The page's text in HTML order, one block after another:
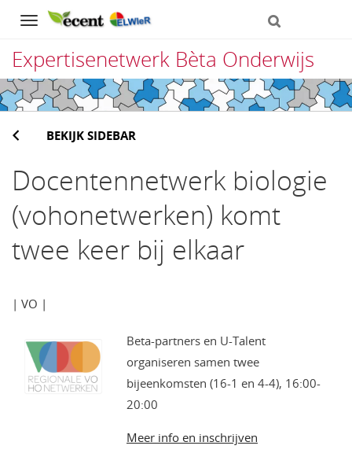
Navigation
Expertisenetwerk Bèta Onderwijs
Direct
naar
het
inhoud
BEKIJK SIDEBAR
Docentennetwerk biologie
(vohonetwerken) komt
twee keer bij elkaar
| VO |
Beta-partners en U-Talent
organiseren samen twee
bijeenkomsten (16-1 en 4-4), 16:00-
20:00
Meer info en inschrijven